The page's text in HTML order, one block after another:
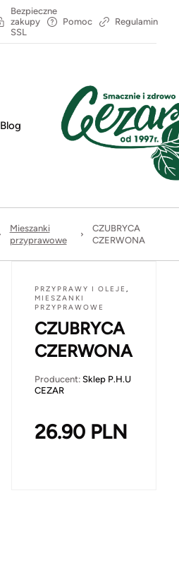
Bezpieczne
zakupy
SSL
Pomoc Regulamin
Blog
Mieszanki
przyprawowe
CZUBRYCA
CZERWONA
PRZYPRAWY I OLEJE ,
MIESZANKI
PRZYPRAWOWE
CZUBRYCA
CZERWONA
Producent: Sklep P.H.U
CEZAR
26.90PLN